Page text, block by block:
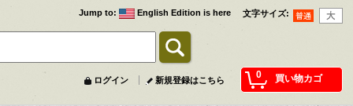
文字サイズ:
Jump to: English Edition is here
0 買い物カゴ
ログイン 新規登録はこちら